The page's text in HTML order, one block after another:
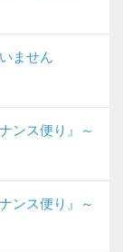
ません
ンス便り』～
ンス便り』～